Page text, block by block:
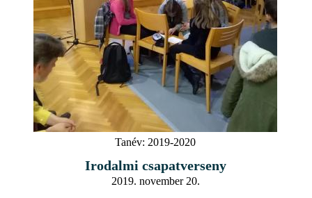
Tanév: 2019-2020
Irodalmi csapatverseny
2019. november 20.